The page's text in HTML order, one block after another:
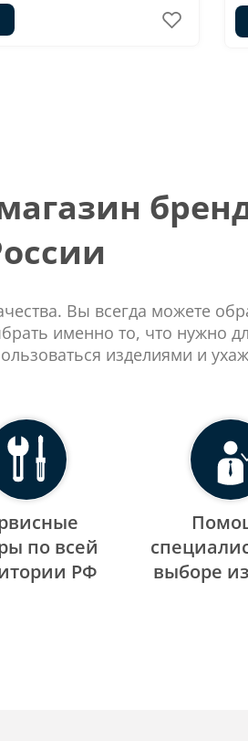
Вы всегда можете
именно то, что нужно
изделиями и
по всей
РФ
выборе